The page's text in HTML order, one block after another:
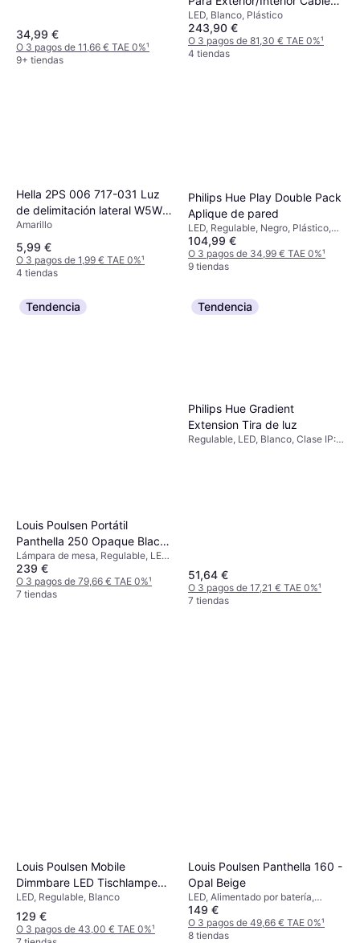
34,99 €
O 3 pagos de 11,66 € TAE 0%¹
9+ tiendas
Lámpara de Pie
LED, Blanco, Plástico
243,90 €
O 3 pagos de 81,30 € TAE 0%¹
4 tiendas
Hella 2PS 006 717-031 Luz
de delimitación lateral W5W
derecha, izquierda 12
Conexión roscada, montaje
exterior Persiana
Amarillo
5,99 €
O 3 pagos de 1,99 € TAE 0%¹
4 tiendas
Philips Hue Play Double Pack
Aplique de pared
LED, Regulable, Negro, Plástico,
Clase IP: IP20
104,99 €
O 3 pagos de 34,99 € TAE 0%¹
9 tiendas
Tendencia
Louis Poulsen Portátil
Panthella 250 Opaque Black
Lámpara de mesa
Lámpara de mesa, Regulable, LED,
Negro
239 €
O 3 pagos de 79,66 € TAE 0%¹
7 tiendas
Tendencia
Philips Hue Gradient
Extension Tira de luz
Regulable, LED, Blanco, Clase IP:
51,64 €
O 3 pagos de 17,21 € TAE 0%¹
7 tiendas
Louis Poulsen Mobile
Dimmbare LED Tischlampe
Panthella 160
LED, Regulable, Blanco
129 €
O 3 pagos de 43,00 € TAE 0%¹
Louis Poulsen Panthella 160 -
Opal Beige
LED, Alimentado por batería,
Beige, Plástico, Clase IP: IP44
149 €
O 3 pagos de 49,66 € TAE 0%¹
8 tiendas